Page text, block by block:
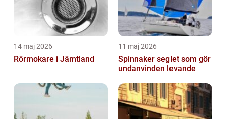
14 maj 2026
Rörmokare i Jämtland
11 maj 2026
Spinnaker seglet som gör
undanvinden levande